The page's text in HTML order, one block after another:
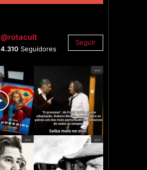
@rotacult
4.310 Seguidores
Seguir